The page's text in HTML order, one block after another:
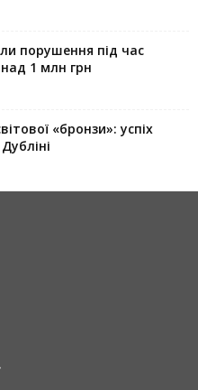
порушення під час
1 млн грн
«бронзи»: успіх